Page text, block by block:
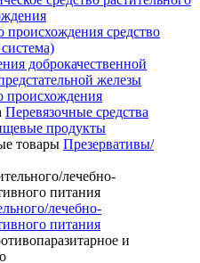
происхождения средство
доброкачественной
железы
происхождения
Перевязочные средства
продукты
Презервативы/
лечебно-
питания